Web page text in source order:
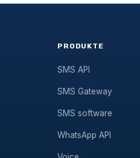
PRODUKTE
SMS API
SMS Gateway
SMS software
WhatsApp API